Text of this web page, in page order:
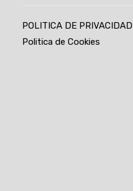
POLITICA DE PRIVACIDAD
Politica de Cookies